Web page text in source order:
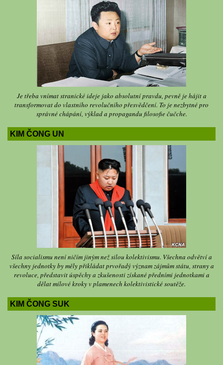
Je třeba vnímat stranické ideje jako absolutní pravdu, pevně je hájit a
transformovat do vlastního revolučního přesvědčení. To je nezbytné pro
správné chápání, výklad a propagandu filosofie čučche.
KIM ČONG UN
Síla socialismu není ničím jiným než silou kolektivismu. Všechna odvětví a
všechny jednotky by měly přikládat prvořadý význam zájmům státu, strany a
revoluce, představit úspěchy a zkušenosti získané předními jednotkami a
dělat mílové kroky v plamenech kolektivistické soutěže.
KIM ČONG SUK